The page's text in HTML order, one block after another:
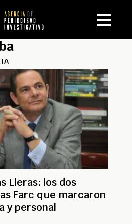
Lleras: los dos
Farc que marcaron
y personal